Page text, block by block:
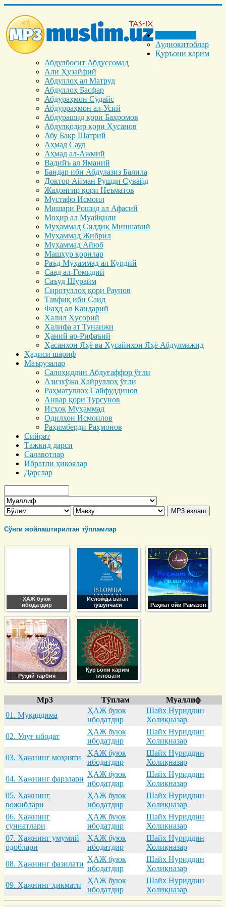
Аудиокитоблар
Қуръони карим
Абдулбосит Абдуссомад
Али Ҳузайфий
Абдуллоҳ ал Матруд
Абдуллоҳ Басфар
Абдураҳмон Судайс
Абдурраҳмон ал-Усий
Абдурашид қори Баҳромов
Абдулқодир қори Ҳусанов
Абу Бакр Шатрий
Аҳмад Сауд
Аҳмад ал-Ажмий
Вадийъ ал Яманий
Бандар ибн Абдулазиз Балила
Доктор Айман Рушди Сувайд
Жаҳонгир қори Неъматов
Мустафо Исмоил
Мишари Рошид ал Афасий
Моҳир ал Муайқили
Муҳаммад Cиддиқ Миншавий
Муҳаммад Жибрил
Муҳаммад Айюб
Машҳур қорилар
Раъд Муҳаммад ал Курдий
Саад ал-Ғомидий
Саъуд Шурайм
Сиротуллоҳ қори Раупов
Тавфиқ ибн Саид
Фаҳд ал Кандарий
Халил Ҳусорий
Халифа ат Тунаижи
Ҳаний ар-Рифаъий
Ҳасанхон Яҳё ва Ҳусайнхон Яҳё Абдулмажид
Ҳадиси шариф
Маърузалар
Салоҳиддин Абдуғаффор ўғли
Азизхўжа Хайруллоҳ ўғли
Раҳматуллоҳ Сайфуддинов
Анвар қори Турсунов
Исҳоқ Муҳаммад
Одилхон Исмоилов
Раҳимберди Раҳмонов
Сийрат
Тажвид дарси
Салавотлар
Ибратли ҳикоялар
Дарслар
Сўнги жойлаштирилган тўпламлар
ҲАЖ буюк
ибодатдир
Исломда ватан
тушунчаси
Раҳмат ойи Рамазон
Руҳий тарбия
Қуръони карим
тиловати
Mp3 Тўплам
Муаллиф
01. Муқaддимa
ҲАЖ буюк
ибодатдир
Шайх Нуриддин
Холиқназар
02. Улуғ ибодaт
ҲАЖ буюк
ибодатдир
Шайх Нуриддин
Холиқназар
03. Ҳaжнинг моҳияти
ҲАЖ буюк
ибодатдир
Шайх Нуриддин
Холиқназар
04. Ҳaжнинг фaрзлaри
ҲАЖ буюк
ибодатдир
Шайх Нуриддин
Холиқназар
05. Ҳaжнинг
вожиблaри
ҲАЖ буюк
ибодатдир
Шайх Нуриддин
Холиқназар
06. Ҳaжнинг
суннaтлaри
ҲАЖ буюк
ибодатдир
Шайх Нуриддин
Холиқназар
07. Ҳaжнинг умумий
одоблaри
ҲАЖ буюк
ибодатдир
Шайх Нуриддин
Холиқназар
08. Ҳaжнинг фaзилaти
ҲАЖ буюк
ибодатдир
Шайх Нуриддин
Холиқназар
09. Ҳaжнинг ҳикмaти
ҲАЖ буюк
ибодатдир
Шайх Нуриддин
Холиқназар